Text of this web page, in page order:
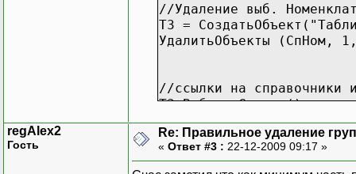
ИначеЕсли ТипОбъекта
Сообщить(н1);
КонецЦикла;
//Удаление выб.
ТЗ =
УдалитьОбъекты (СпНом,
//ссылки на справочники
ТЗ.ВыбратьСтроки();
Пока
Объект =
regAlex2
Гость
Re: Правильное удаление
« Ответ #3 : 22-12-2009 09:17 »